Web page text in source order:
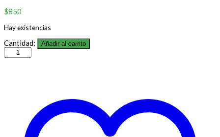
$850
Hay existencias
Cantidad: Añadir al carrito